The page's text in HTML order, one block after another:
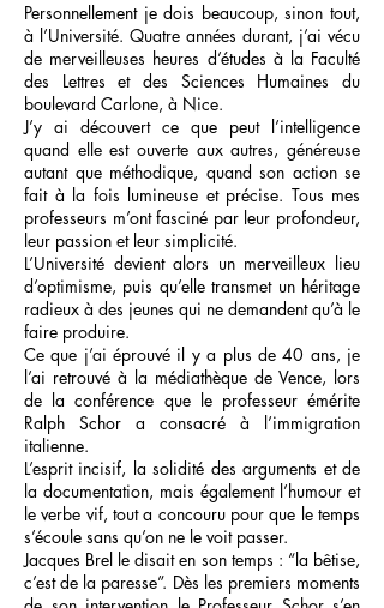
Personnellement je dois beaucoup, sinon tout,
à l’Université. Quatre années durant, j’ai vécu
de merveilleuses heures d’études à la Faculté
des Lettres et des Sciences Humaines du
boulevard Carlone, à Nice.
J’y ai découvert ce que peut l’intelligence
quand elle est ouverte aux autres, généreuse
autant que méthodique, quand son action se
fait à la fois lumineuse et précise. Tous mes
professeurs m’ont fasciné par leur profondeur,
leur passion et leur simplicité.
L’Université devient alors un merveilleux lieu
d’optimisme, puis qu’elle transmet un héritage
radieux à des jeunes qui ne demandent qu’à le
faire produire.
Ce que j’ai éprouvé il y a plus de 40 ans, je
l’ai retrouvé à la médiathèque de Vence, lors
de la conférence que le professeur émérite
Ralph Schor a consacré à l’immigration
italienne.
L’esprit incisif, la solidité des arguments et de
la documentation, mais également l’humour et
le verbe vif, tout a concouru pour que le temps
s’écoule sans qu’on ne le voit passer.
Jacques Brel le disait en son temps : “la bêtise,
c’est de la paresse”. Dès les premiers moments